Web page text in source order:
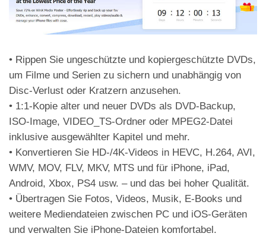
• Rippen Sie ungeschützte und kopiergeschützte DVDs,
um Filme und Serien zu sichern und unabhängig von
Disc-Verlust oder Kratzern anzusehen.
• 1:1-Kopie alter und neuer DVDs als DVD-Backup,
ISO-Image, VIDEO_TS-Ordner oder MPEG2-Datei
inklusive ausgewählter Kapitel und mehr.
• Konvertieren Sie HD-/4K-Videos in HEVC, H.264, AVI,
WMV, MOV, FLV, MKV, MTS und für iPhone, iPad,
Android, Xbox, PS4 usw. – und das bei hoher Qualität.
• Übertragen Sie Fotos, Videos, Musik, E-Books und
weitere Mediendateien zwischen PC und iOS-Geräten
und verwalten Sie iPhone-Dateien komfortabel.